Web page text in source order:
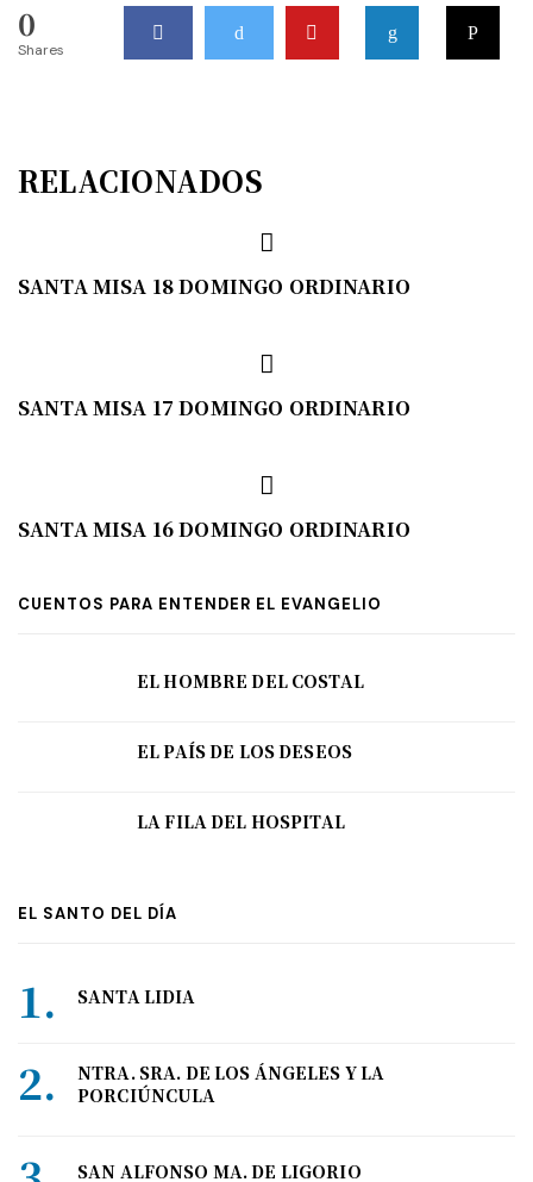
0
Shares
RELACIONADOS
SANTA MISA 18 DOMINGO ORDINARIO
SANTA MISA 17 DOMINGO ORDINARIO
SANTA MISA 16 DOMINGO ORDINARIO
CUENTOS PARA ENTENDER EL EVANGELIO
EL HOMBRE DEL COSTAL
EL PAÍS DE LOS DESEOS
LA FILA DEL HOSPITAL
EL SANTO DEL DÍA
SANTA LIDIA
NTRA. SRA. DE LOS ÁNGELES Y LA
PORCIÚNCULA
SAN ALFONSO MA. DE LIGORIO